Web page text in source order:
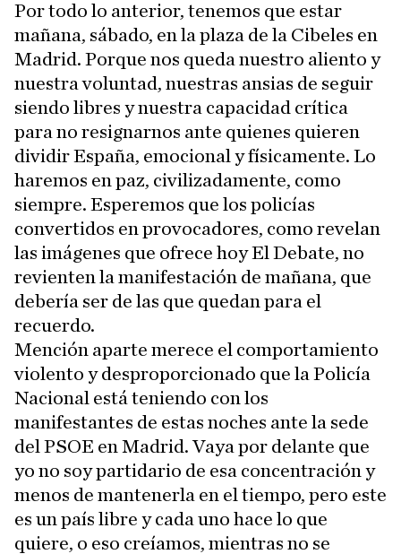
Por todo lo anterior, tenemos que estar
mañana, sábado, en la plaza de la Cibeles en
Madrid. Porque nos queda nuestro aliento y
nuestra voluntad, nuestras ansias de seguir
siendo libres y nuestra capacidad crítica
para no resignarnos ante quienes quieren
dividir España, emocional y físicamente. Lo
haremos en paz, civilizadamente, como
siempre. Esperemos que los policías
convertidos en provocadores, como revelan
las imágenes que ofrece hoy El Debate, no
revienten la manifestación de mañana, que
debería ser de las que quedan para el
recuerdo.
Mención aparte merece el comportamiento
violento y desproporcionado que la Policía
Nacional está teniendo con los
manifestantes de estas noches ante la sede
del PSOE en Madrid. Vaya por delante que
yo no soy partidario de esa concentración y
menos de mantenerla en el tiempo, pero este
es un país libre y cada uno hace lo que
quiere, o eso creíamos, mientras no se